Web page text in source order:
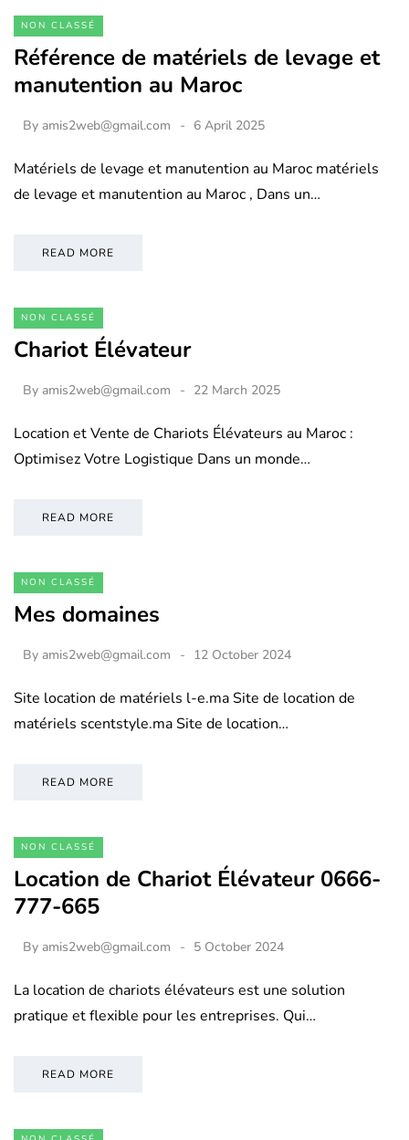
NON CLASSÉ
Référence de matériels de levage et
manutention au Maroc
By amis2web@gmail.com 6 April 2025
Matériels de levage et manutention au Maroc matériels
de levage et manutention au Maroc , Dans un…
READ MORE
NON CLASSÉ
Chariot Élévateur
By amis2web@gmail.com 22 March 2025
Location et Vente de Chariots Élévateurs au Maroc :
Optimisez Votre Logistique Dans un monde…
READ MORE
NON CLASSÉ
Mes domaines
By amis2web@gmail.com 12 October 2024
Site location de matériels l-e.ma Site de location de
matériels scentstyle.ma Site de location…
READ MORE
NON CLASSÉ
Location de Chariot Élévateur 0666-
777-665
By amis2web@gmail.com 5 October 2024
La location de chariots élévateurs est une solution
pratique et flexible pour les entreprises. Qui…
READ MORE